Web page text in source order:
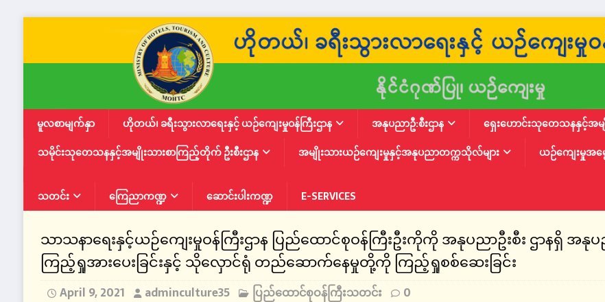
မူလစာမျက်နှာ ဟိုတယ်၊ ခရီးသွားလာရေးနှင့် ယဉ်ကျေးမှုဝန်ကြီးဌာန အနုပညာဦ:စီးဌာန
ရှေးဟောင်းသုတေသနနှင့်အမျို
သမိုင်းသုတေသနနှင့်အမျိုးသားစာကြည့်တိုက် ဦးစီးဌာန
အမျိုးသားယဉ်ကျေးမှုနှင့်အနုပညာတက္ကသိုလ်များ ယဉ်ကျေးမှုအမွ
သတင်း ကြေညာကဏ္ဍ ဆောင်းပါးကဏ္ဍ E-SERVICES
သာသနာရေးနှင့်ယဉ်ကျေးမှုဝန်ကြီးဌာန ပြည်ထောင်စုဝန်ကြီးဦးကိုကို အနုပညာဦးစီး ဌာနရှိ အ
ကြည့်ရှုအားပေးခြင်းနှင့် သိုလှောင်ရုံ တည်ဆောက်နေမှုတို့ကို ကြည့်ရှုစစ်ဆေးခြင်း
April 9, 2021 adminculture35 ပြည်ထောင်စုဝန်ကြီးသတင်း 0